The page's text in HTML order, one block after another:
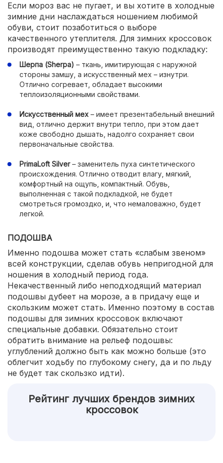
Если мороз вас не пугает, и вы хотите в холодные
зимние дни наслаждаться ношением любимой
обуви, стоит позаботиться о выборе
качественного утеплителя. Для зимних кроссовок
производят преимущественно такую подкладку:
Шерпа (Sherpa) – ткань, имитирующая с наружной
стороны замшу, а искусственный мех – изнутри.
Отлично согревает, обладает высокими
теплоизоляционными свойствами.
Искусственный мех – имеет презентабельный внешний
вид, отлично держит внутри тепло, при этом дает
коже свободно дышать, надолго сохраняет свои
первоначальные свойства.
PrimaLoft Silver– заменитель пуха синтетического
происхождения. Отлично отводит влагу, мягкий,
комфортный на ощупь, компактный. Обувь,
выполненная с такой подкладкой, не будет
смотреться громоздко, и, что немаловажно, будет
легкой.
ПОДОШВА
Именно подошва может стать «слабым звеном»
всей конструкции, сделав обувь непригодной для
ношения в холодный период года.
Некачественный либо неподходящий материал
подошвы дубеет на морозе, а в придачу еще и
скользким может стать. Именно поэтому в состав
подошвы для зимних кроссовок включают
специальные добавки. Обязательно стоит
обратить внимание на рельеф подошвы:
углублений должно быть как можно больше (это
облегчит ходьбу по глубокому снегу, да и по льду
не будет так скользко идти).
Рейтинг лучших брендов зимних
кроссовок